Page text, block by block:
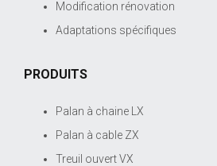
Modification rénovation
Adaptations spécifiques
PRODUITS
Palan à chaine LX
Palan à cable ZX
Treuil ouvert VX